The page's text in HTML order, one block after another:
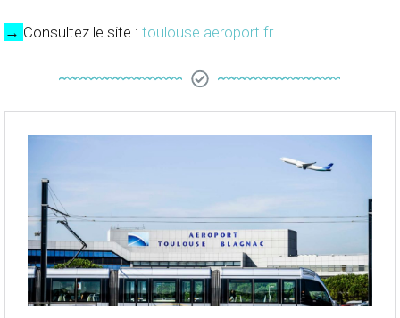
→ Consultez le site : toulouse.aeroport.fr